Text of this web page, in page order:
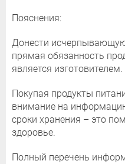
Пояснения:
Донести
прямая обязанность
является изготовителем.
Покупая продукты
внимание на
сроки хранения – это
здоровье.
Полный перечень